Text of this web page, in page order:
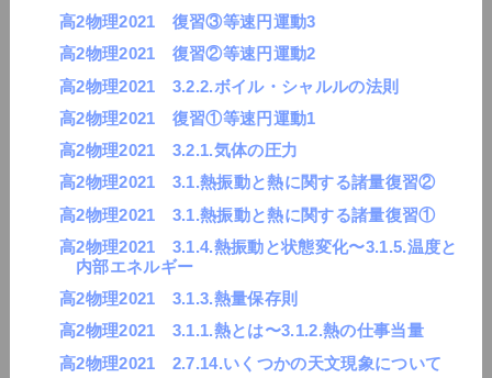
高2物理2021 復習③等速円運動3
高2物理2021 復習②等速円運動2
高2物理2021 3.2.2.ボイル・シャルルの法則
高2物理2021 復習①等速円運動1
高2物理2021 3.2.1.気体の圧力
高2物理2021 3.1.熱振動と熱に関する諸量復習②
高2物理2021 3.1.熱振動と熱に関する諸量復習①
高2物理2021 3.1.4.熱振動と状態変化〜3.1.5.温度と
内部エネルギー
高2物理2021 3.1.3.熱量保存則
高2物理2021 3.1.1.熱とは〜3.1.2.熱の仕事当量
高2物理2021 2.7.14.いくつかの天文現象について